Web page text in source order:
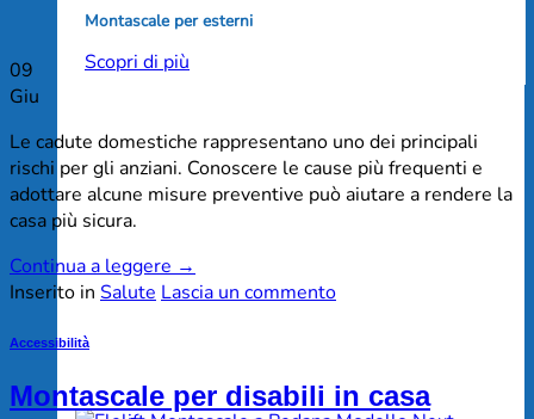
Montascale per esterni
Scopri di più
09
Giu
Le cadute domestiche rappresentano uno dei principali
rischi per gli anziani. Conoscere le cause più frequenti e
adottare alcune misure preventive può aiutare a rendere la
casa più sicura.
Continua a leggere →
Inserito in Salute Lascia un commento
Accessibilità
Montascale per disabili in casa